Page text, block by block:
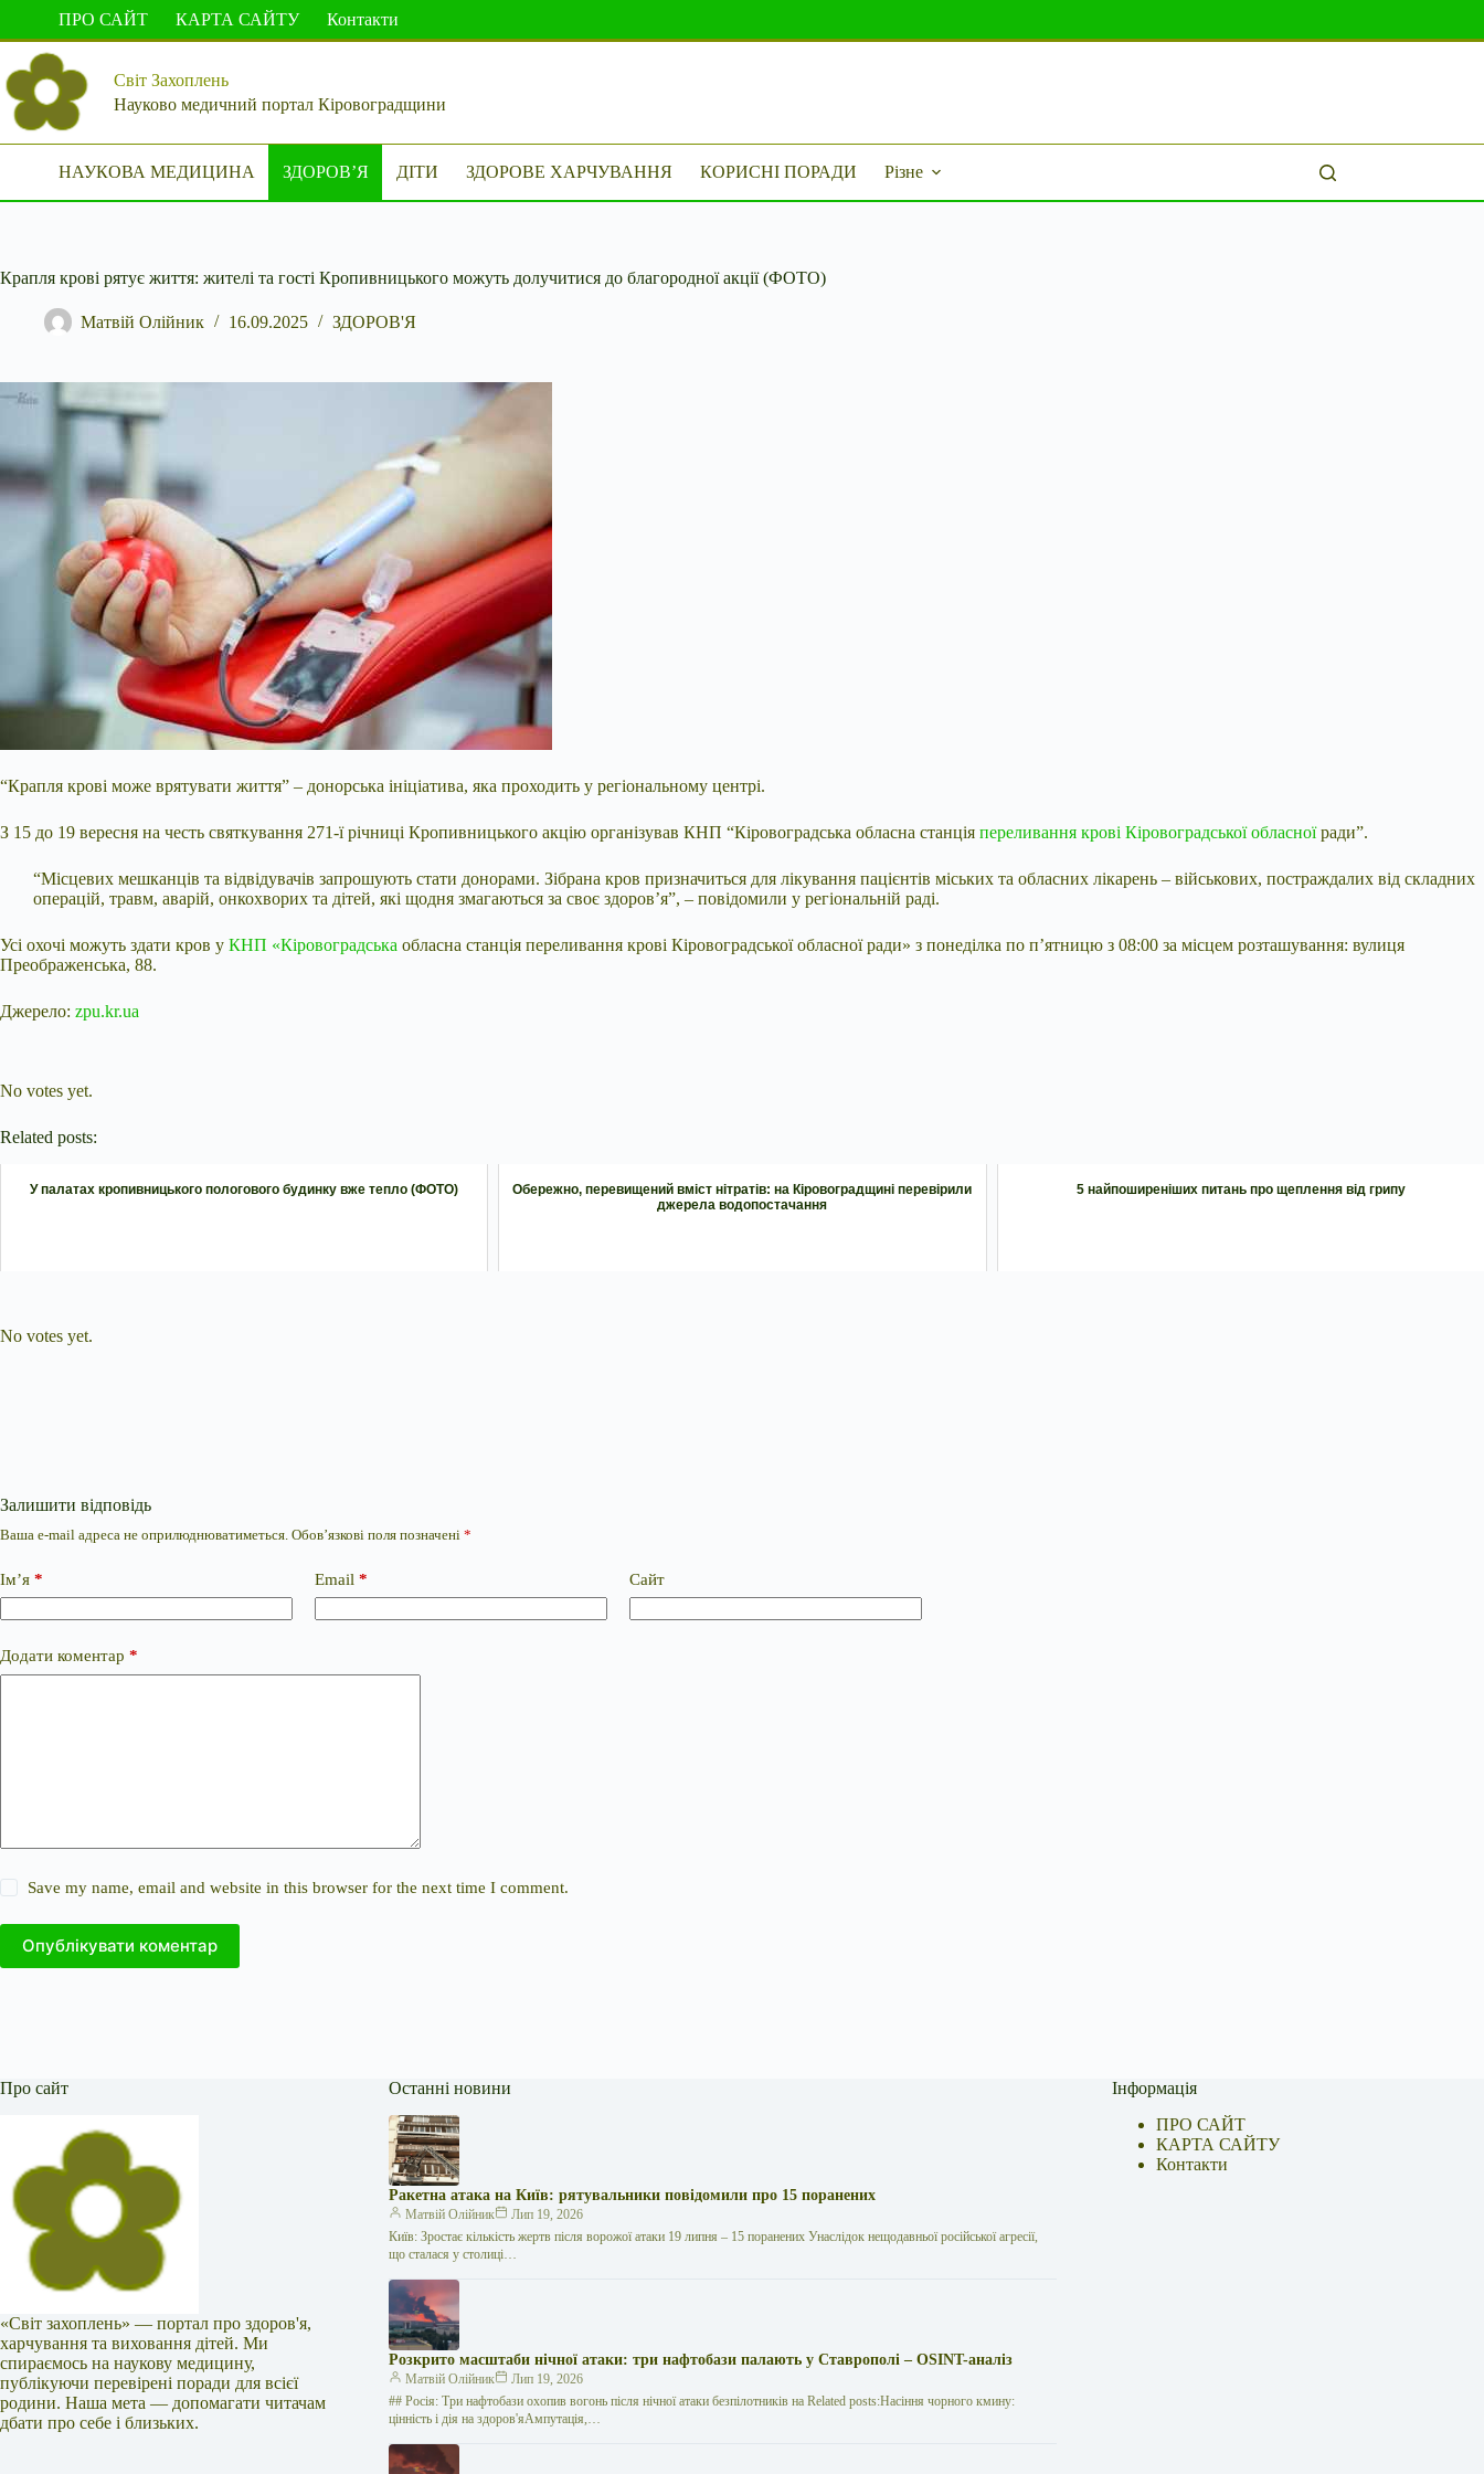
вмісту
ПРО САЙТ КАРТА САЙТУ Контакти
Світ Захоплень
Науково медичний портал Кіровоградщини
НАУКОВА МЕДИЦИНА ЗДОРОВ’Я ДІТИ ЗДОРОВЕ ХАРЧУВАННЯ КОРИСНІ ПОРАДИ Різне
Крапля крові рятує життя: жителі та гості Кропивницького можуть долучитися до благородної акції (ФОТО)
Матвій Олійник 16.09.2025 ЗДОРОВ'Я
“Крапля крові може врятувати життя” – донорська ініціатива, яка проходить у регіональному центрі.
З 15 до 19 вересня на честь святкування 271-ї річниці Кропивницького акцію організував КНП “Кіровоградська обласна станція переливання крові Кіровоградської обласноїради”.
“Місцевих мешканців та відвідувачів запрошують стати донорами. Зібрана кров призначиться для лікування пацієнтів міських та обласних лікарень – військових, постраждалих від складних
операцій, травм, аварій, онкохворих та дітей, які щодня змагаються за своє здоров’я”, – повідомили у регіональній раді.
Усі охочі можуть здати кров у КНП «Кіровоградська обласна станція переливання крові Кіровоградської обласної ради» з понеділка по п’ятницю з 08:00 за місцем розташування: вулиця
Преображенська, 88.
Джерело: zpu.kr.ua
No votes yet.
Related posts:
У палатах кропивницького пологового будинку вже тепло (ФОТО)
Обережно, перевищений вміст нітратів: на Кіровоградщині перевірили
джерела водопостачання
5 найпоширеніших питань про щеплення від грипу
No votes yet.
Залишити відповідь
Ваша e-mail адреса не оприлюднюватиметься. Обов’язкові поля позначені *
Ім’я * Email * Сайт
Додати коментар *
Save my name, email and website in this browser for the next time I comment.
Опублікувати коментар
Про сайт
«Світ захоплень» — портал про здоров'я,
харчування та виховання дітей. Ми
спираємось на наукову медицину,
публікуючи перевірені поради для всієї
родини. Наша мета — допомагати читачам
дбати про себе і близьких.
Останні новини
Ракетна атака на Київ: рятувальники повідомили про 15 поранених
Матвій Олійник
Лип 19, 2026
Київ: Зростає кількість жертв після ворожої атаки 19 липня – 15 поранених Унаслідок нещодавньої російської агресії,
що сталася у столиці…
Розкрито масштаби нічної атаки: три нафтобази палають у Ставрополі – OSINT-аналіз
Матвій Олійник
Лип 19, 2026
## Росія: Три нафтобази охопив вогонь після нічної атаки безпілотників на Related posts:Насіння чорного кмину:
цінність і дія на здоров'яАмпутація,…
Інформація
ПРО САЙТ
КАРТА САЙТУ
Контакти